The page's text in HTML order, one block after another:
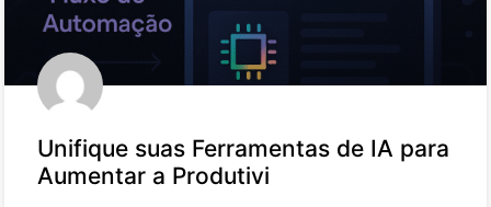
Unifique suas Ferramentas de IA para
Aumentar a Produtivi